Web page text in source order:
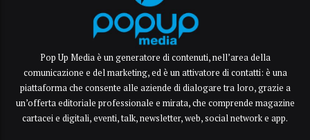
Pop Up Media è un generatore di contenuti, nell’area della
comunicazione e del marketing, ed è un attivatore di contatti: è una
piattaforma che consente alle aziende di dialogare tra loro, grazie a
un’offerta editoriale professionale e mirata, che comprende magazine
cartacei e digitali, eventi, talk, newsletter, web, social network e app.